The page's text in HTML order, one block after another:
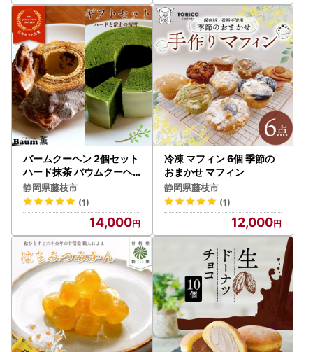
バームクーヘン 2個セット
ハード抹茶 バウムクーヘ
ン
静岡県藤枝市
(1)
14,000
冷凍 マフィン 6個 季節の
おまかせ マフィン
静岡県藤枝市
(1)
12,000